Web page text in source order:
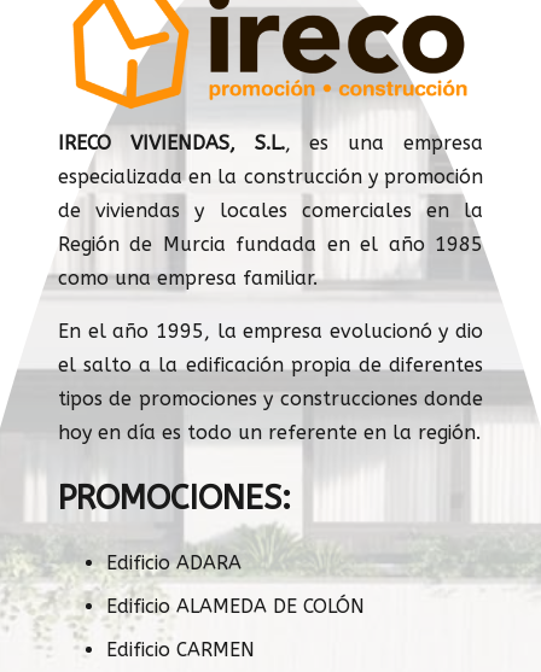
IRECO VIVIENDAS, S.L., es una empresa
especializada en la construcción y promoción
de viviendas y locales comerciales en la
Región de Murcia fundada en el año 1985
como una empresa familiar.
En el año 1995, la empresa evolucionó y dio
el salto a la edificación propia de diferentes
tipos de promociones y construcciones donde
hoy en día es todo un referente en la región.
PROMOCIONES:
Edificio ADARA
Edificio ALAMEDA DE COLÓN
Edificio CARMEN